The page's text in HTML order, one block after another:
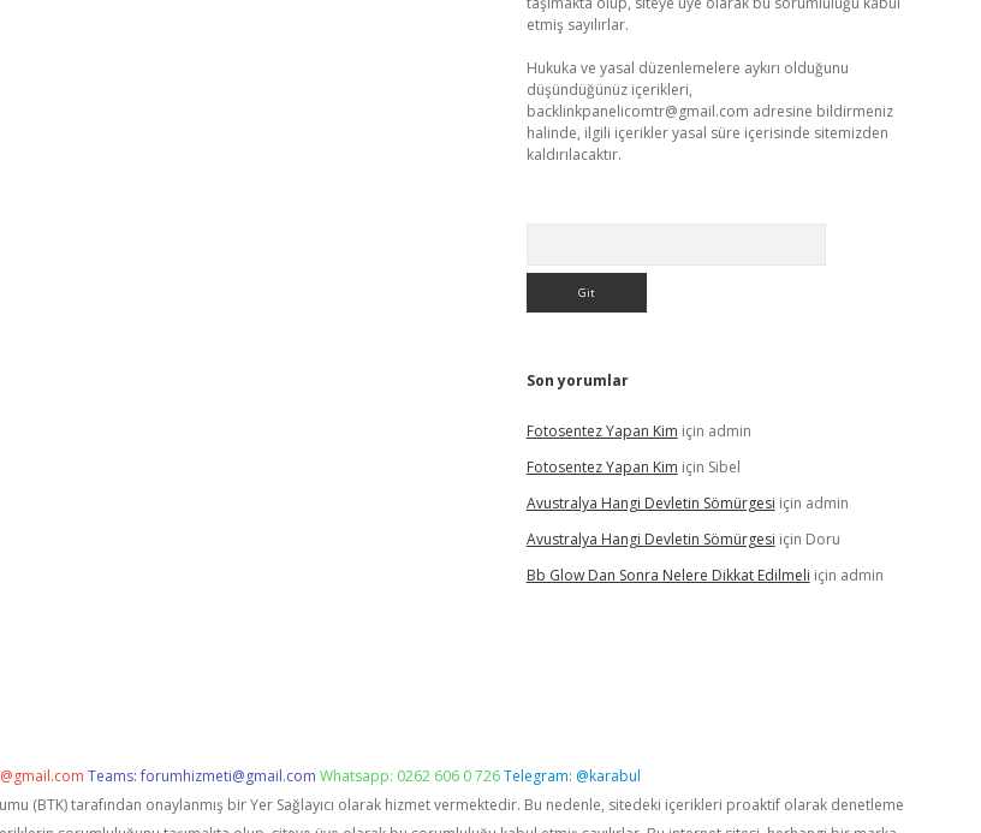
etmiş sayılırlar.
Hukuka ve yasal düzenlemelere aykırı olduğunu
düşündüğünüz içerikleri,
backlinkpanelicomtr@gmail.com adresine bildirmeniz
halinde, ilgili içerikler yasal süre içerisinde sitemizden
kaldırılacaktır.
Son yorumlar
Fotosentez Yapan Kim için admin
Fotosentez Yapan Kim için Sibel
Avustralya Hangi Devletin Sömürgesi için admin
Avustralya Hangi Devletin Sömürgesi için Doru
Bb Glow Dan Sonra Nelere Dikkat Edilmeli için admin
Teams:forumhizmeti@gmail.com Whatsapp: 0262 606 0 726Telegram: @karabul
(BTK) tarafından onaylanmış bir Yer Sağlayıcı olarak hizmet vermektedir. Bu nedenle, sitedeki içerikleri proaktif olarak denetleme